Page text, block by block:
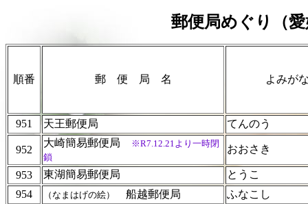
郵便局めぐり（
順番 郵 便 局 名 よみが
951 天王郵便局 てんのう
952
大崎簡易郵便局
※R7.12.21より一時閉
鎖
おおさき
953 東湖簡易郵便局
とうこ
954
（なまはげの絵） 船越郵便局 ふなこし